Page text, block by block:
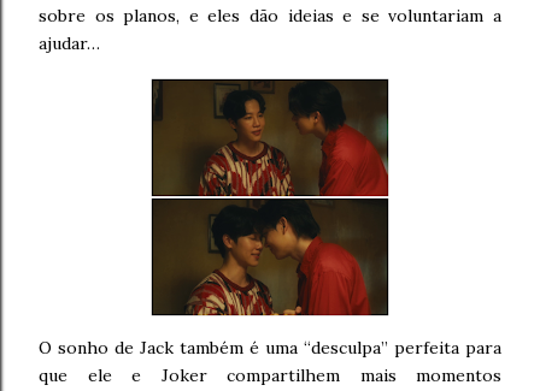
sobre os planos, e eles dão ideias e se voluntariam a
ajudar…
O sonho de Jack também é uma “desculpa” perfeita para
que ele e Joker compartilhem mais momentos